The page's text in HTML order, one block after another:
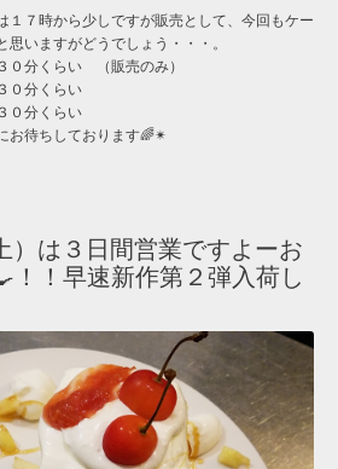
１７時から少しですが販売として、今回もケー
いますがどうでしょう・・・。
分くらい （販売のみ）
０分くらい
０分くらい
お待ちしております🌈✴︎
）は３日間営業ですよーお
！！早速新作第２弾入荷し